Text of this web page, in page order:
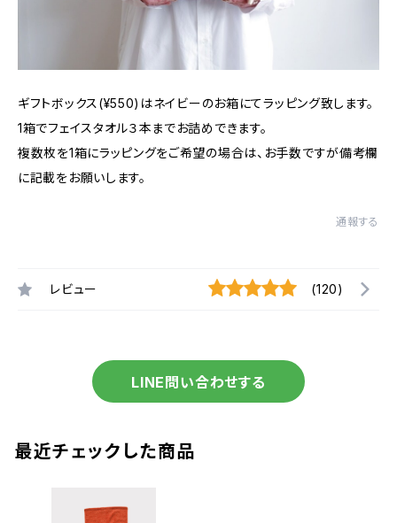
ギフトボックス(¥550)はネイビーのお箱にてラッピング致します。
1箱でフェイスタオル３本までお詰めできます。
複数枚を1箱にラッピングをご希望の場合は、お手数ですが備考欄
に記載をお願いします。
通報する
レビュー (120)
LINE問い合わせする
最近チェックした商品